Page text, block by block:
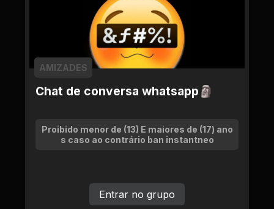
Chat de conversa whatsapp🗿
AMIZADES
Proibido menor de (13) E maiores de (17) ano
s caso ao contrário ban instantneo
Entrar no grupo